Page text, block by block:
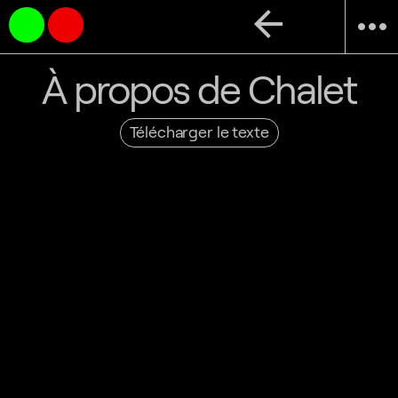
more_horiz
arrow_back
À propos de Chalet
Télécharger le texte